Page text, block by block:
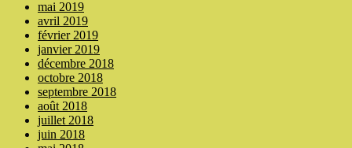
mai 2019
avril 2019
février 2019
janvier 2019
décembre 2018
octobre 2018
septembre 2018
août 2018
juillet 2018
juin 2018